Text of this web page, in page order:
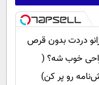
دردت بدون قرص
خوب شه؟ (
رو پر کن)